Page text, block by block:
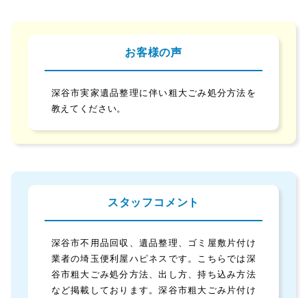
お客様の声
深谷市実家遺品整理に伴い粗大ごみ処分方法を
教えてください。
スタッフコメント
深谷市不用品回収、遺品整理、ゴミ屋敷片付け
業者の埼玉便利屋ハピネスです。こちらでは深
谷市粗大ごみ処分方法、出し方、持ち込み方法
など掲載しております。深谷市粗大ごみ片付け